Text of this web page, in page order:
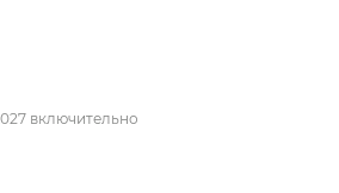
включительно